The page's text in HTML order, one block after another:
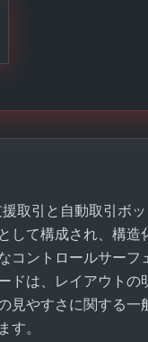
取引と自動取引ボ
して構成され、構造
コントロールサーフ
ドは、レイアウトの
見やすさに関する一
す。